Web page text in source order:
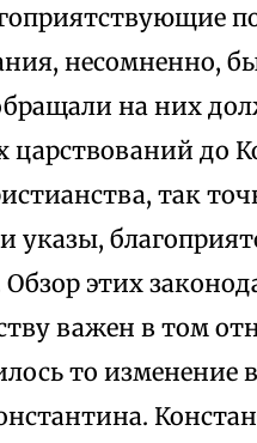
несомненно,
на них
царствований до
так
указы,
этих
важен в том
то изменение